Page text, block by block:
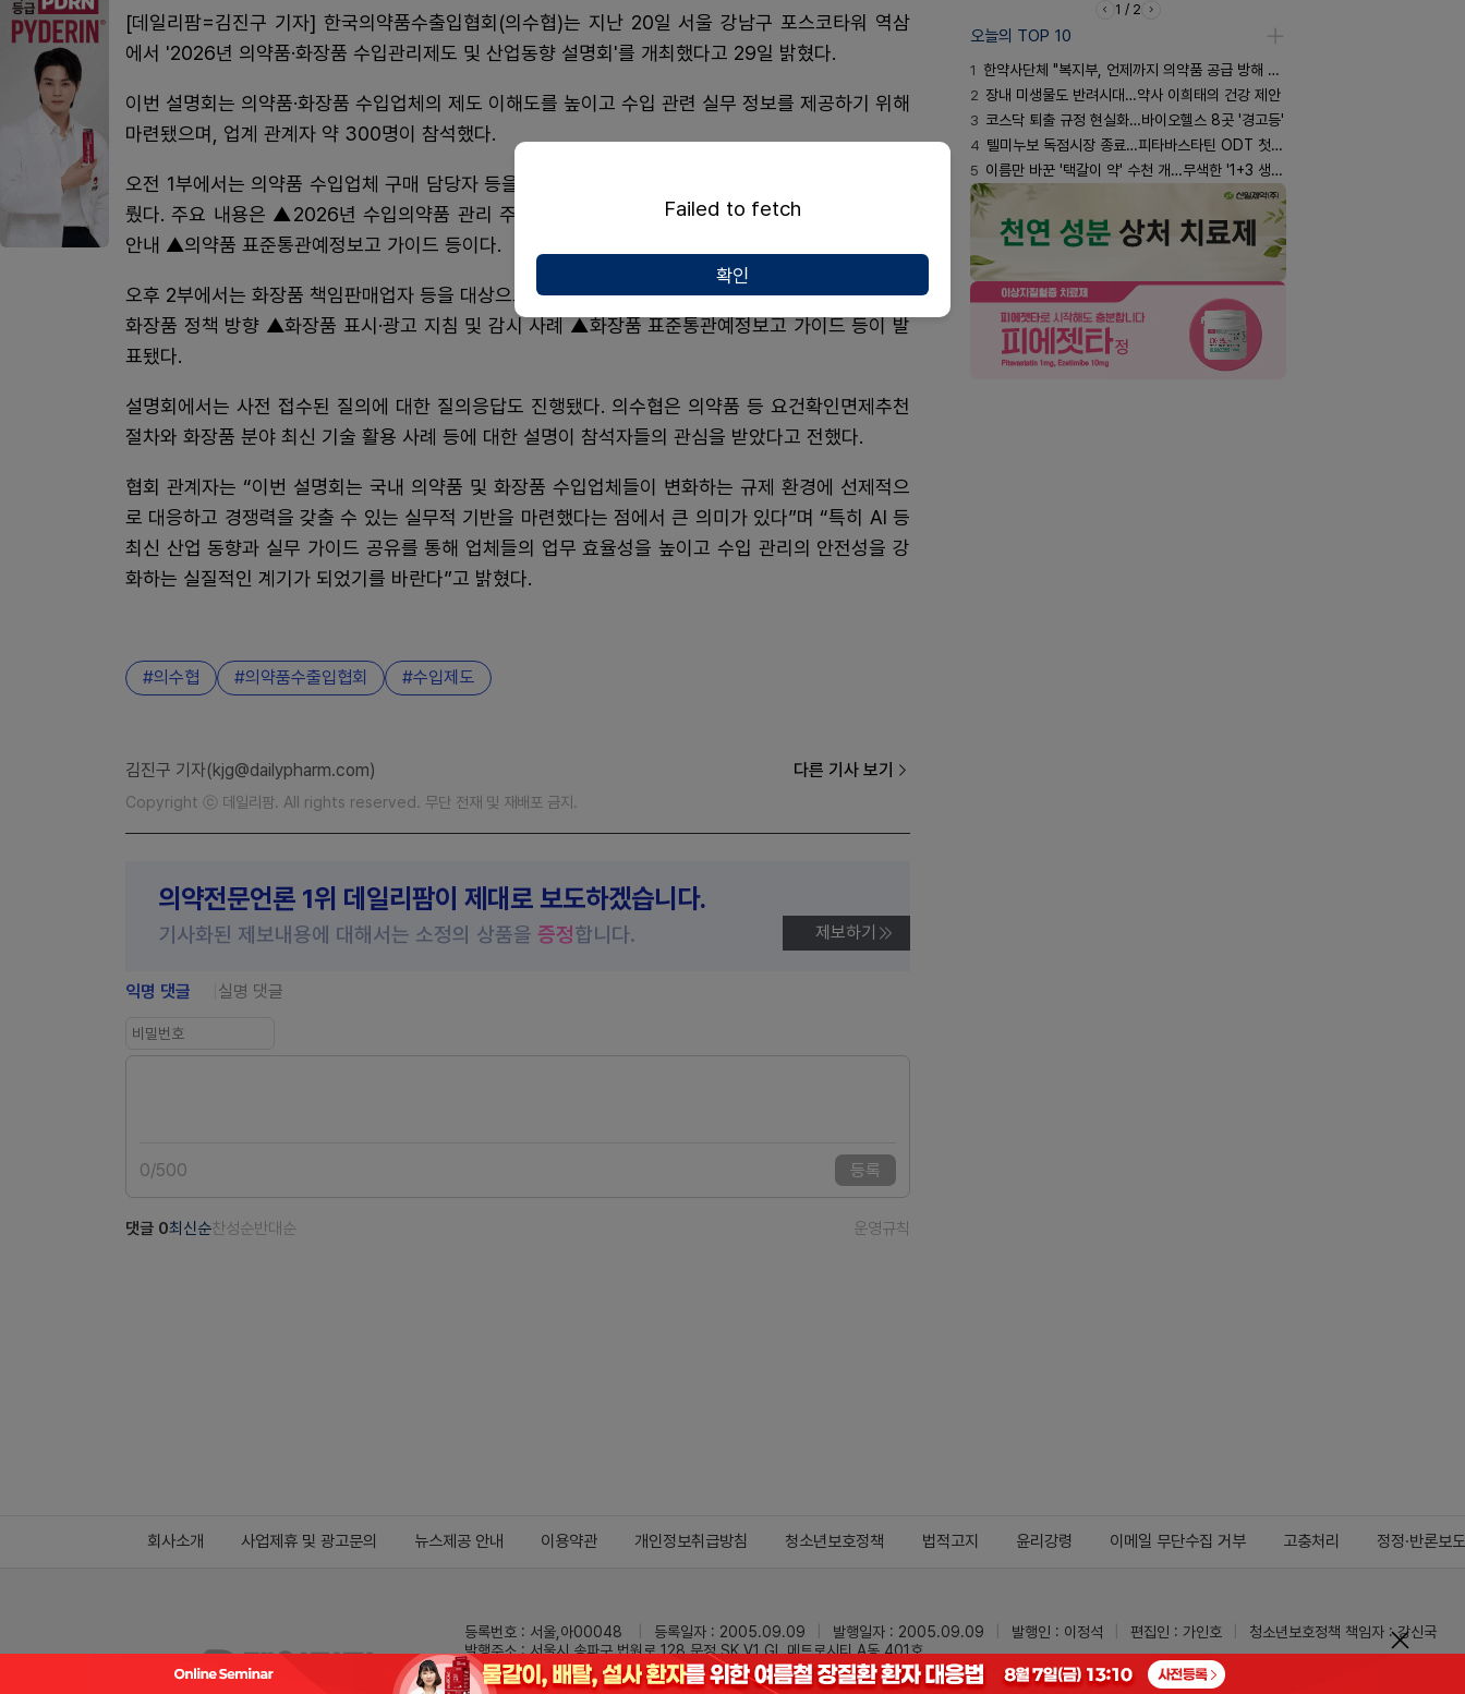
[데일리팜=김진구 기자] 한국의약품수출입협회(의수협)는 지난 20일 서울 강남구 포스코타워 역삼
에서 '2026년 의약품·화장품 수입관리제도 및 산업동향 설명회'를 개최했다고 29일 밝혔다.
이번 설명회는 의약품·화장품 수입업체의 제도 이해도를 높이고 수입 관련 실무 정보를 제공하기 위해
마련됐으며, 업계 관계자 약 300명이 참석했다.
오전 1부에서는 의약품 수입업체 구매 담당자 등을 대상으로 수입의약품 관리 정책과 무역 실무를 다
뤘다. 주요 내용은 ▲2026년 수입의약품 관리 주요 정책 방향 ▲의약품 등 요건확인면제추천 신청
안내 ▲의약품 표준통관예정보고 가이드 등이다.
오후 2부에서는 화장품 책임판매업자 등을 대상으로 화장품 정책과 산업 동향을 소개했다. ▲2026년
화장품 정책 방향 ▲화장품 표시·광고 지침 및 감시 사례 ▲화장품 표준통관예정보고 가이드 등이 발
표됐다.
설명회에서는 사전 접수된 질의에 대한 질의응답도 진행됐다. 의수협은 의약품 등 요건확인면제추천
절차와 화장품 분야 최신 기술 활용 사례 등에 대한 설명이 참석자들의 관심을 받았다고 전했다.
협회 관계자는 “이번 설명회는 국내 의약품 및 화장품 수입업체들이 변화하는 규제 환경에 선제적으
로 대응하고 경쟁력을 갖출 수 있는 실무적 기반을 마련했다는 점에서 큰 의미가 있다”며 “특히 AI 등
최신 산업 동향과 실무 가이드 공유를 통해 업체들의 업무 효율성을 높이고 수입 관리의 안전성을 강
화하는 실질적인 계기가 되었기를 바란다”고 밝혔다.
의수협 의약품수출입협회 수입제도
김진구 기자(kjg@dailypharm.com) 다른 기사 보기
Copyright ⓒ 데일리팜. All rights reserved. 무단 전재 및 재배포 금지.
의약전문언론 1위 데일리팜이 제대로 보도하겠습니다.
기사화된 제보내용에 대해서는 소정의 상품을 증정합니다. 제보하기
익명 댓글 실명 댓글
0/500 등록
댓글 0최신순찬성순반대순 운영규칙
1 / 2
오늘의 TOP 10
1 한약사단체 "복지부, 언제까지 의약품 공급 방해 방관하나"
2 장내 미생물도 반려시대…약사 이희태의 건강 제안
3 코스닥 퇴출 규정 현실화…바이오헬스 8곳 '경고등'
4 텔미누보 독점시장 종료…피타바스타틴 ODT 첫 선
5 이름만 바꾼 '택갈이 약' 수천 개…무색한 '1+3 생동'
회사소개 사업제휴 및 광고문의 뉴스제공 안내 이용약관 개인정보취급방침 청소년보호정책 법적고지 윤리강령 이메일 무단수집 거부 고충처리 정정·반론보도
등록번호 : 서울,아00048 등록일자 : 2005.09.09 발행일자 : 2005.09.09 발행인 : 이정석 편집인 : 가인호
청소년보호정책 책임자 : 강신국
발행주소 : 서울시 송파구 법원로 128 문정 SK V1 GL 메트로시티 A동 401호
전화 : 02-3473-0833
팩스 : 02-3434-0169 Mail :dailypharm@dailypharm.com
Failed to fetch
확인